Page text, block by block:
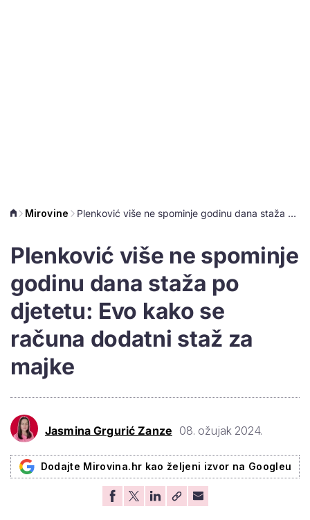
Mirovine Plenković više ne spominje godinu dana staža po djetetu: Evo kako se računa dodatni staž za majke
Plenković više ne spominje
godinu dana staža po
djetetu: Evo kako se
računa dodatni staž za
majke
Jasmina Grgurić Zanze 08. ožujak 2024.
Dodajte Mirovina.hr kao željeni izvor na Googleu